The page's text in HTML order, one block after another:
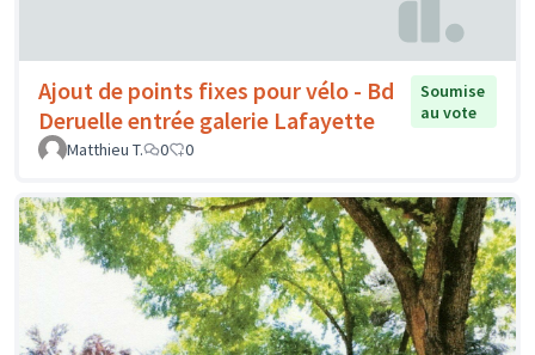
Ajout de points fixes pour vélo - Bd
Deruelle entrée galerie Lafayette
Soumise
au vote
Matthieu T.
0 0